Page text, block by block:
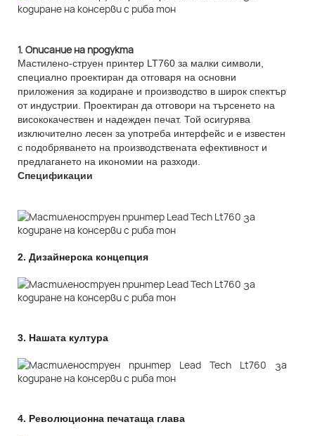
1. Описание на продукта
Мастилено-струен принтер LT760 за малки символи,
специално проектиран да отговаря на основни
приложения за кодиране и производство в широк спектър
от индустрии. Проектиран да отговори на търсенето на
висококачествен и надежден печат. Той осигурява
изключително лесен за употреба интерфейс и е известен
с подобряването на производствената ефективност и
предлагането на икономии на разходи.
Спецификации
2. Дизайнерска концепция
3. Нашата култура
4. Революционна печатаща глава